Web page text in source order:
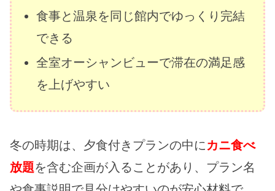
食事と温泉を同じ館内でゆっくり完結
できる
全室オーシャンビューで滞在の満足感
を上げやすい
冬の時期は、夕食付きプランの中にカニ食べ
放題を含む企画が入ることがあり、プラン名